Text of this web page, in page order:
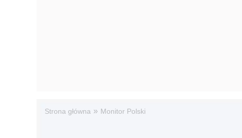
Strona główna » Monitor Polski